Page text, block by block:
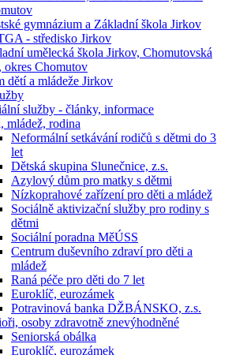
gymnázium a Základní škola Jirkov
- středisko Jirkov
umělecká škola Jirkov, Chomutovská
okres Chomutov
dětí a mládeže Jirkov
služby - články, informace
mládež, rodina
Neformální setkávání rodičů s dětmi do 3
let
Dětská skupina Slunečnice, z.s.
Azylový dům pro matky s dětmi
Nízkoprahové zařízení pro děti a mládež
Sociálně aktivizační služby pro rodiny s
dětmi
Sociální poradna MěÚSS
Centrum duševního zdraví pro děti a
mládež
Raná péče pro děti do 7 let
Euroklíč, eurozámek
Potravinová banka DŽBÁNSKO, z.s.
osoby zdravotně znevýhodněné
Seniorská obálka
Euroklíč, eurozámek